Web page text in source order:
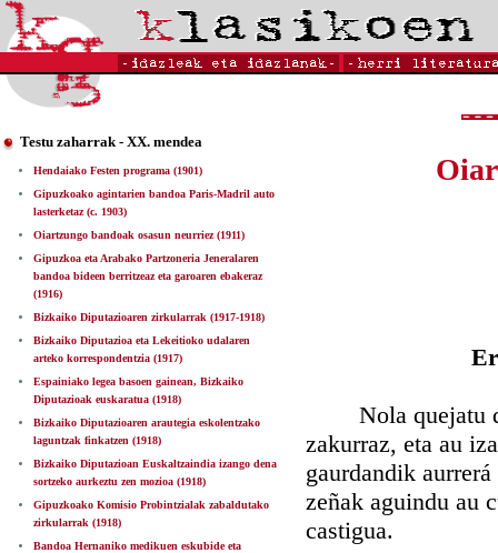
Testu zaharrak - XX. mendea
Hendaiako Festen programa (1901)
Gipuzkoako agintarien bandoa Paris-Madril auto
lasterketaz (c. 1903)
Oiartzungo bandoak osasun neurriez (1911)
Gipuzkoa eta Arabako Partzoneria Jeneralaren
bandoa bideen berritzeaz eta garoaren ebakeraz
(1916)
Bizkaiko Diputazioaren zirkularrak (1917-1918)
Bizkaiko Diputazioa eta Lekeitioko udalaren
arteko korrespondentzia (1917)
Espainiako legea basoen gainean, Bizkaiko
Diputazioak euskaratua (1918)
Bizkaiko Diputazioaren arautegia eskolentzako
laguntzak finkatzen (1918)
Bizkaiko Diputazioan Euskaltzaindia izango dena
sortzeko aurkeztu zen mozioa (1918)
Gipuzkoako Komisio Probintzialak zabaldutako
zirkularrak (1918)
Bandoa Hernaniko medikuen eskubide eta
Nola quejatu
zakurraz, eta au
gaurdandik
zeñak aguindu au
castigua.